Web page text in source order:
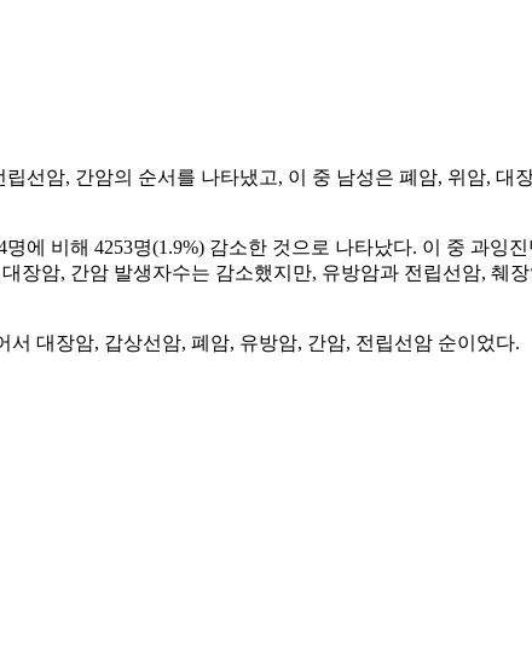
선암, 간암의 순서를 나타냈고, 이 중 남성은 폐암, 위암, 대
에 비해 4253명(1.9%) 감소한 것으로 나타났다. 이 중 과잉
장암, 간암 발생자수는 감소했지만, 유방암과 전립선암, 췌
대장암, 갑상선암, 폐암, 유방암, 간암, 전립선암 순이었다.